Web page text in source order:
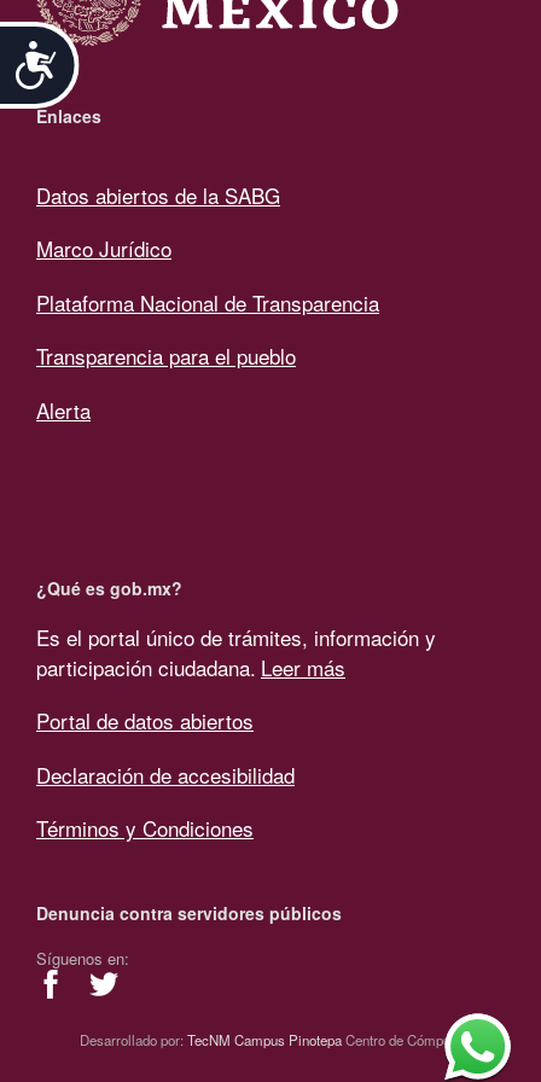
Accesibilidad
Enlaces
Datos abiertos de la SABG
Marco Jurídico
Plataforma Nacional de Transparencia
Transparencia para el pueblo
Alerta
¿Qué es gob.mx?
Es el portal único de trámites, información y
participación ciudadana. Leer más
Portal de datos abiertos
Declaración de accesibilidad
Términos y Condiciones
Denuncia contra servidores públicos
Síguenos en:
Desarrollado por:TecNM Campus PinotepaCentro de Cómputo